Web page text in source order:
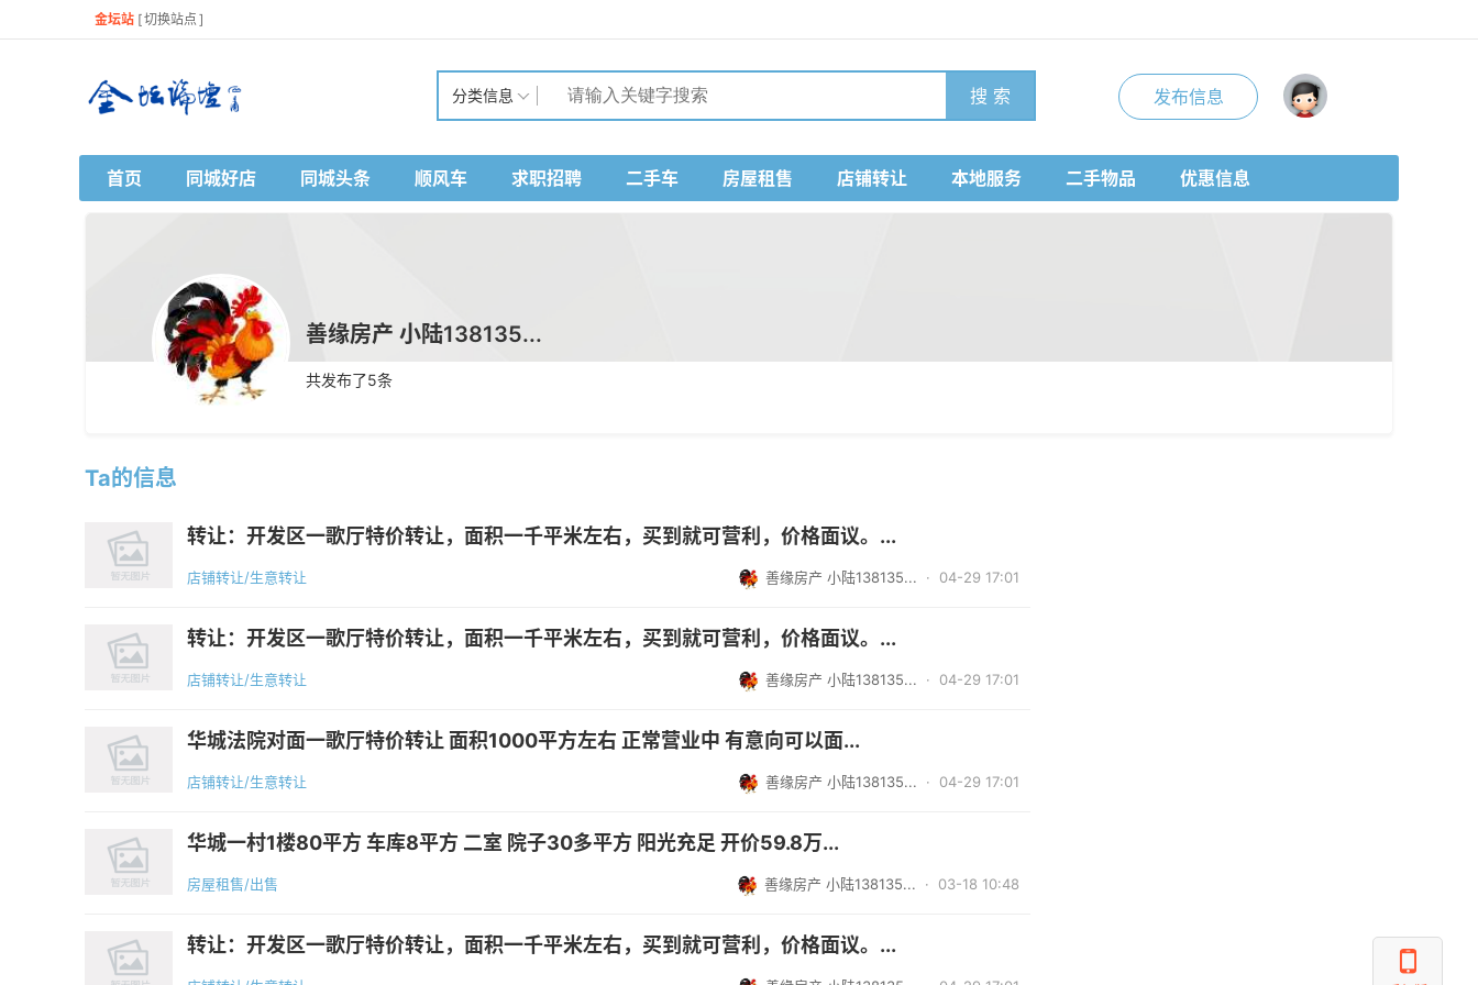
金坛站 [切换站点 ]
分类信息 搜 索 发布信息
首页 同城好店 同城头条 顺风车 求职招聘 二手车 房屋租售 店铺转让 本地服务 二手物品 优惠信息
善缘房产 小陆138135...
共发布了5条
Ta的信息
转让：开发区一歌厅特价转让，面积一千平米左右，买到就可营利，价格面议。...
店铺转让/生意转让 善缘房产 小陆138135... · 04-29 17:01
转让：开发区一歌厅特价转让，面积一千平米左右，买到就可营利，价格面议。...
店铺转让/生意转让 善缘房产 小陆138135... · 04-29 17:01
华城法院对面一歌厅特价转让 面积1000平方左右 正常营业中 有意向可以面...
店铺转让/生意转让 善缘房产 小陆138135... · 04-29 17:01
华城一村1楼80平方 车库8平方 二室 院子30多平方 阳光充足 开价59.8万...
房屋租售/出售 善缘房产 小陆138135... · 03-18 10:48
转让：开发区一歌厅特价转让，面积一千平米左右，买到就可营利，价格面议。...